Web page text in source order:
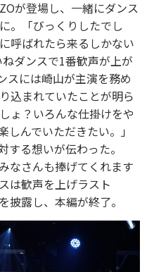
が登場し、一緒にダンス
。「びっくりしたでし
呼ばれたら来るしかない
ダンスで1番歓声が上が
スには崎山が主演を務め
込まれていたことが明ら
ょ？いろんな仕掛けをや
しんでいただきたい。」
する想いが伝わった。
なさんも捧げてくれます
は歓声を上げラスト
披露し、本編が終了。